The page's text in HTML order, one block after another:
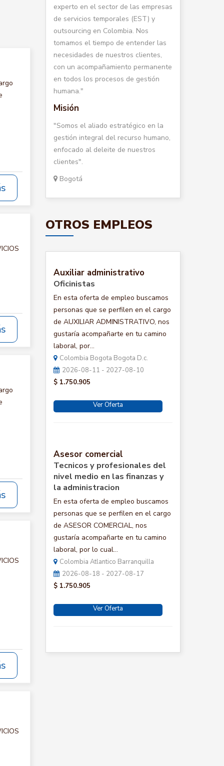
experto en el sector de las empresas
de servicios temporales (EST) y
outsourcing en Colombia. Nos
tomamos el tiempo de entender las
necesidades de nuestros clientes,
con un acompañamiento permanente
en todos los procesos de gestión
humana."
Misión
"Somos el aliado estratégico en la
gestión integral del recurso humano,
enfocado al deleite de nuestros
clientes".
Bogotá
OTROS EMPLEOS
Auxiliar administrativo
Oficinistas
En esta oferta de empleo buscamos
personas que se perfilen en el cargo
de AUXILIAR ADMINISTRATIVO, nos
gustaría acompañarte en tu camino
laboral, por...
Colombia Bogota Bogota D.c.
2026-08-11 - 2027-08-10
$ 1.750.905
Ver Oferta
Asesor comercial
Tecnicos y profesionales del
nivel medio en las finanzas y
la administracion
En esta oferta de empleo buscamos
personas que se perfilen en el cargo
de ASESOR COMERCIAL, nos
gustaría acompañarte en tu camino
laboral, por lo cual...
Colombia Atlantico Barranquilla
2026-08-18 - 2027-08-17
$ 1.750.905
Ver Oferta